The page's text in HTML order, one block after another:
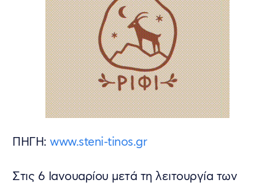
ΠΗΓΗ: www.steni-tinos.gr
Στις 6 Ιανουαρίου μετά τη λειτουργία των